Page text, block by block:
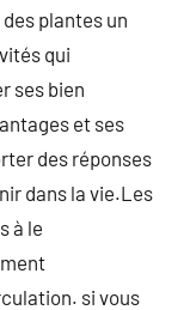
plantes un
qui
ses bien
et ses
des réponses
dans la vie.Les
à le
si vous